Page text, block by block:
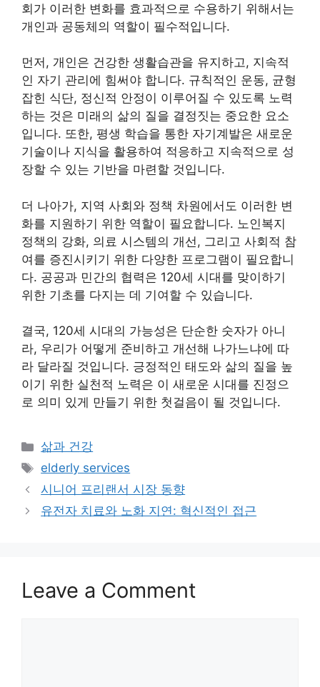
회가 이러한 변화를 효과적으로 수용하기 위해서는
개인과 공동체의 역할이 필수적입니다.
먼저, 개인은 건강한 생활습관을 유지하고, 지속적
인 자기 관리에 힘써야 합니다. 규칙적인 운동, 균형
잡힌 식단, 정신적 안정이 이루어질 수 있도록 노력
하는 것은 미래의 삶의 질을 결정짓는 중요한 요소
입니다. 또한, 평생 학습을 통한 자기계발은 새로운
기술이나 지식을 활용하여 적응하고 지속적으로 성
장할 수 있는 기반을 마련할 것입니다.
더 나아가, 지역 사회와 정책 차원에서도 이러한 변
화를 지원하기 위한 역할이 필요합니다. 노인복지
정책의 강화, 의료 시스템의 개선, 그리고 사회적 참
여를 증진시키기 위한 다양한 프로그램이 필요합니
다. 공공과 민간의 협력은 120세 시대를 맞이하기
위한 기초를 다지는 데 기여할 수 있습니다.
결국, 120세 시대의 가능성은 단순한 숫자가 아니
라, 우리가 어떻게 준비하고 개선해 나가느냐에 따
라 달라질 것입니다. 긍정적인 태도와 삶의 질을 높
이기 위한 실천적 노력은 이 새로운 시대를 진정으
로 의미 있게 만들기 위한 첫걸음이 될 것입니다.
Categories
삶과 건강
Tags
elderly services
시니어 프리랜서 시장 동향
유전자 치료와 노화 지연: 혁신적인 접근
Leave a Comment